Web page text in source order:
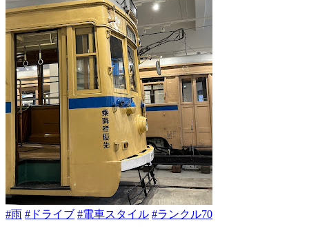
#雨 #ドライブ #電車スタイル #ランクル70